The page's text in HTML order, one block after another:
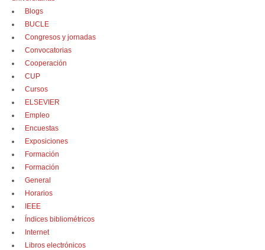
Blogs
BUCLE
Congresos y jornadas
Convocatorias
Cooperación
CUP
Cursos
ELSEVIER
Empleo
Encuestas
Exposiciones
Formación
Formación
General
Horarios
IEEE
Índices bibliométricos
Internet
Libros electrónicos